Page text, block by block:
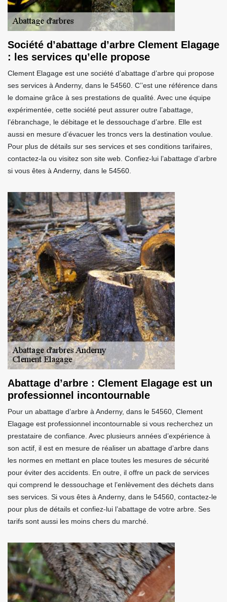
Société d’abattage d’arbre Clement Elagage
: les services qu’elle propose
Clement Elagage est une société d’abattage d’arbre qui propose
ses services à Anderny, dans le 54560. C’’est une référence dans
le domaine grâce à ses prestations de qualité. Avec une équipe
expérimentée, cette société peut assurer outre l’abattage,
l’ébranchage, le débitage et le dessouchage d’arbre. Elle est
aussi en mesure d’évacuer les troncs vers la destination voulue.
Pour plus de détails sur ses services et ses conditions tarifaires,
contactez-la ou visitez son site web. Confiez-lui l’abattage d’arbre
si vous êtes à Anderny, dans le 54560.
Abattage d’arbre : Clement Elagage est un
professionnel incontournable
Pour un abattage d’arbre à Anderny, dans le 54560, Clement
Elagage est professionnel incontournable si vous recherchez un
prestataire de confiance. Avec plusieurs années d’expérience à
son actif, il est en mesure de réaliser un abattage d’arbre dans
les normes en mettant en place toutes les mesures de sécurité
pour éviter des accidents. En outre, il offre un pack de services
qui comprend le dessouchage et l’enlèvement des déchets dans
ses services. Si vous êtes à Anderny, dans le 54560, contactez-le
pour plus de détails et confiez-lui l’abattage de votre arbre. Ses
tarifs sont aussi les moins chers du marché.